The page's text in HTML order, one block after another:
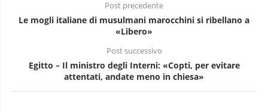
Post precedente
Le mogli italiane di musulmani marocchini si ribellano a
«Libero»
Post successivo
Egitto – Il ministro degli Interni: «Copti, per evitare
attentati, andate meno in chiesa»